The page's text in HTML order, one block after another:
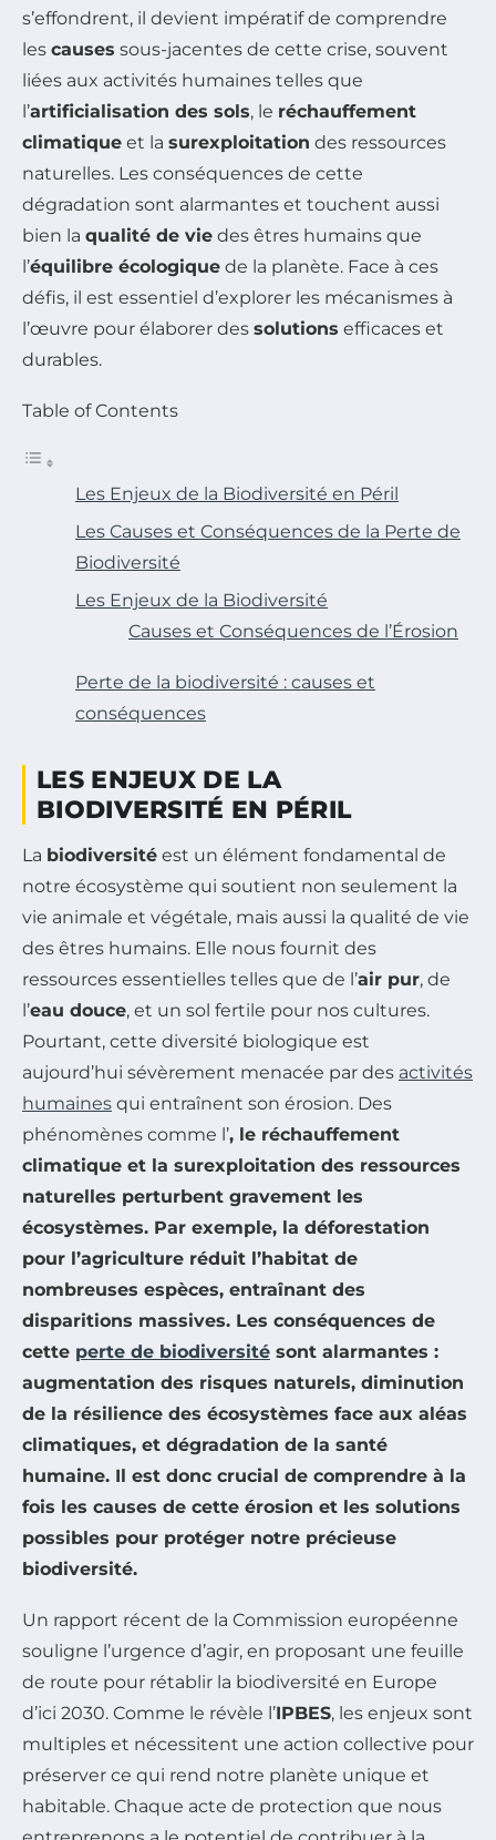
s’effondrent, il devient impératif de comprendre
les causes sous-jacentes de cette crise, souvent
liées aux activités humaines telles que
l’artificialisation des sols, le réchauffement
climatique et la surexploitation des ressources
naturelles. Les conséquences de cette
dégradation sont alarmantes et touchent aussi
bien la qualité de vie des êtres humains que
l’équilibre écologique de la planète. Face à ces
défis, il est essentiel d’explorer les mécanismes à
l’œuvre pour élaborer des solutions efficaces et
durables.
Table of Contents
Les Enjeux de la Biodiversité en Péril
Les Causes et Conséquences de la Perte de
Biodiversité
Les Enjeux de la Biodiversité
Causes et Conséquences de l’Érosion
Perte de la biodiversité : causes et
conséquences
LES ENJEUX DE LA
BIODIVERSITÉ EN PÉRIL
La biodiversité est un élément fondamental de
notre écosystème qui soutient non seulement la
vie animale et végétale, mais aussi la qualité de vie
des êtres humains. Elle nous fournit des
ressources essentielles telles que de l’air pur, de
l’eau douce, et un sol fertile pour nos cultures.
Pourtant, cette diversité biologique est
aujourd’hui sévèrement menacée par des activités
humaines qui entraînent son érosion. Des
phénomènes comme l’, le réchauffement
climatique et la surexploitation des ressources
naturelles perturbent gravement les
écosystèmes. Par exemple, la déforestation
pour l’agriculture réduit l’habitat de
nombreuses espèces, entraînant des
disparitions massives. Les conséquences de
cette perte de biodiversité sont alarmantes :
augmentation des risques naturels, diminution
de la résilience des écosystèmes face aux aléas
climatiques, et dégradation de la santé
humaine. Il est donc crucial de comprendre à la
fois les causes de cette érosion et les solutions
possibles pour protéger notre précieuse
biodiversité.
Un rapport récent de la Commission européenne
souligne l’urgence d’agir, en proposant une feuille
de route pour rétablir la biodiversité en Europe
d’ici 2030. Comme le révèle l’IPBES, les enjeux sont
multiples et nécessitent une action collective pour
préserver ce qui rend notre planète unique et
habitable. Chaque acte de protection que nous